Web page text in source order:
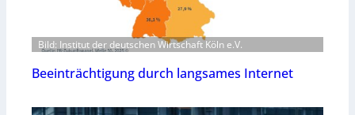
Bild: Institut der deutschen Wirtschaft Köln e.V.
Beeinträchtigung durch langsames Internet